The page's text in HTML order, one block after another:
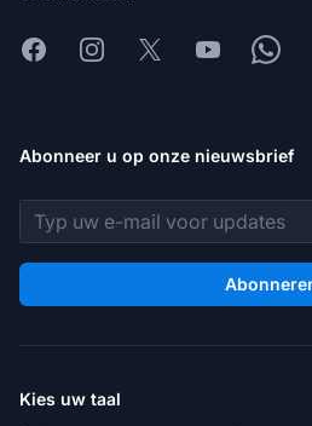
FacebookInstagram
X Youtube
Abonneer u op onze nieuwsbrief
E-mailadres
Kies uw taal